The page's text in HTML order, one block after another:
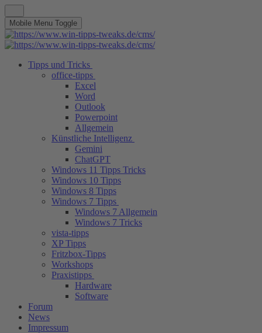
Mobile Menu Toggle
Tipps und Tricks
office-tipps
Excel
Word
Outlook
Powerpoint
Allgemein
Künstliche Intelligenz
Gemini
ChatGPT
Windows 11 Tipps Tricks
Windows 10 Tipps
Windows 8 Tipps
Windows 7 Tipps
Windows 7 Allgemein
Windows 7 Tricks
vista-tipps
XP Tipps
Fritzbox-Tipps
Workshops
Praxistipps
Hardware
Software
Forum
News
Impressum